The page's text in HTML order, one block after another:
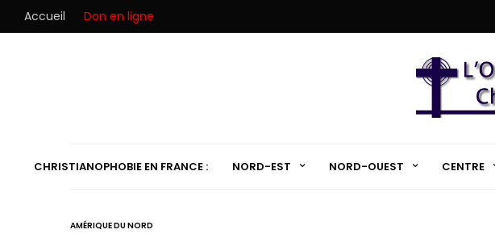
Accueil Don en ligne
CHRISTIANOPHOBIE EN FRANCE : NORD-EST NORD-OUEST CENTRE
AMÉRIQUE DU NORD